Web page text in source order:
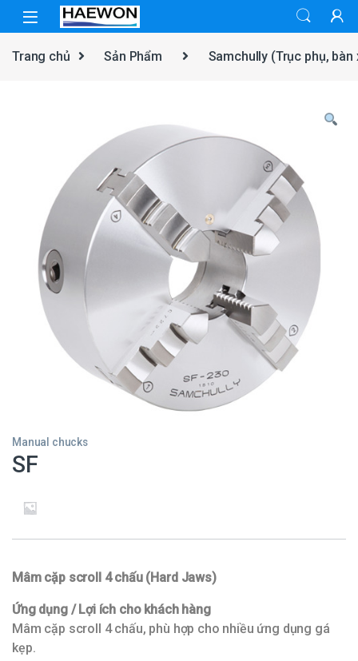
Skip to navigation
Skip to content
Trang chủ Sản Phẩm Samchully (Trục phụ, bàn
Manual chucks
SF
Mâm cặp scroll 4 chấu (Hard Jaws)
Ứng dụng / Lợi ích cho khách hàng
Mâm cặp scroll 4 chấu, phù hợp cho nhiều ứng dụng gá
kẹp.